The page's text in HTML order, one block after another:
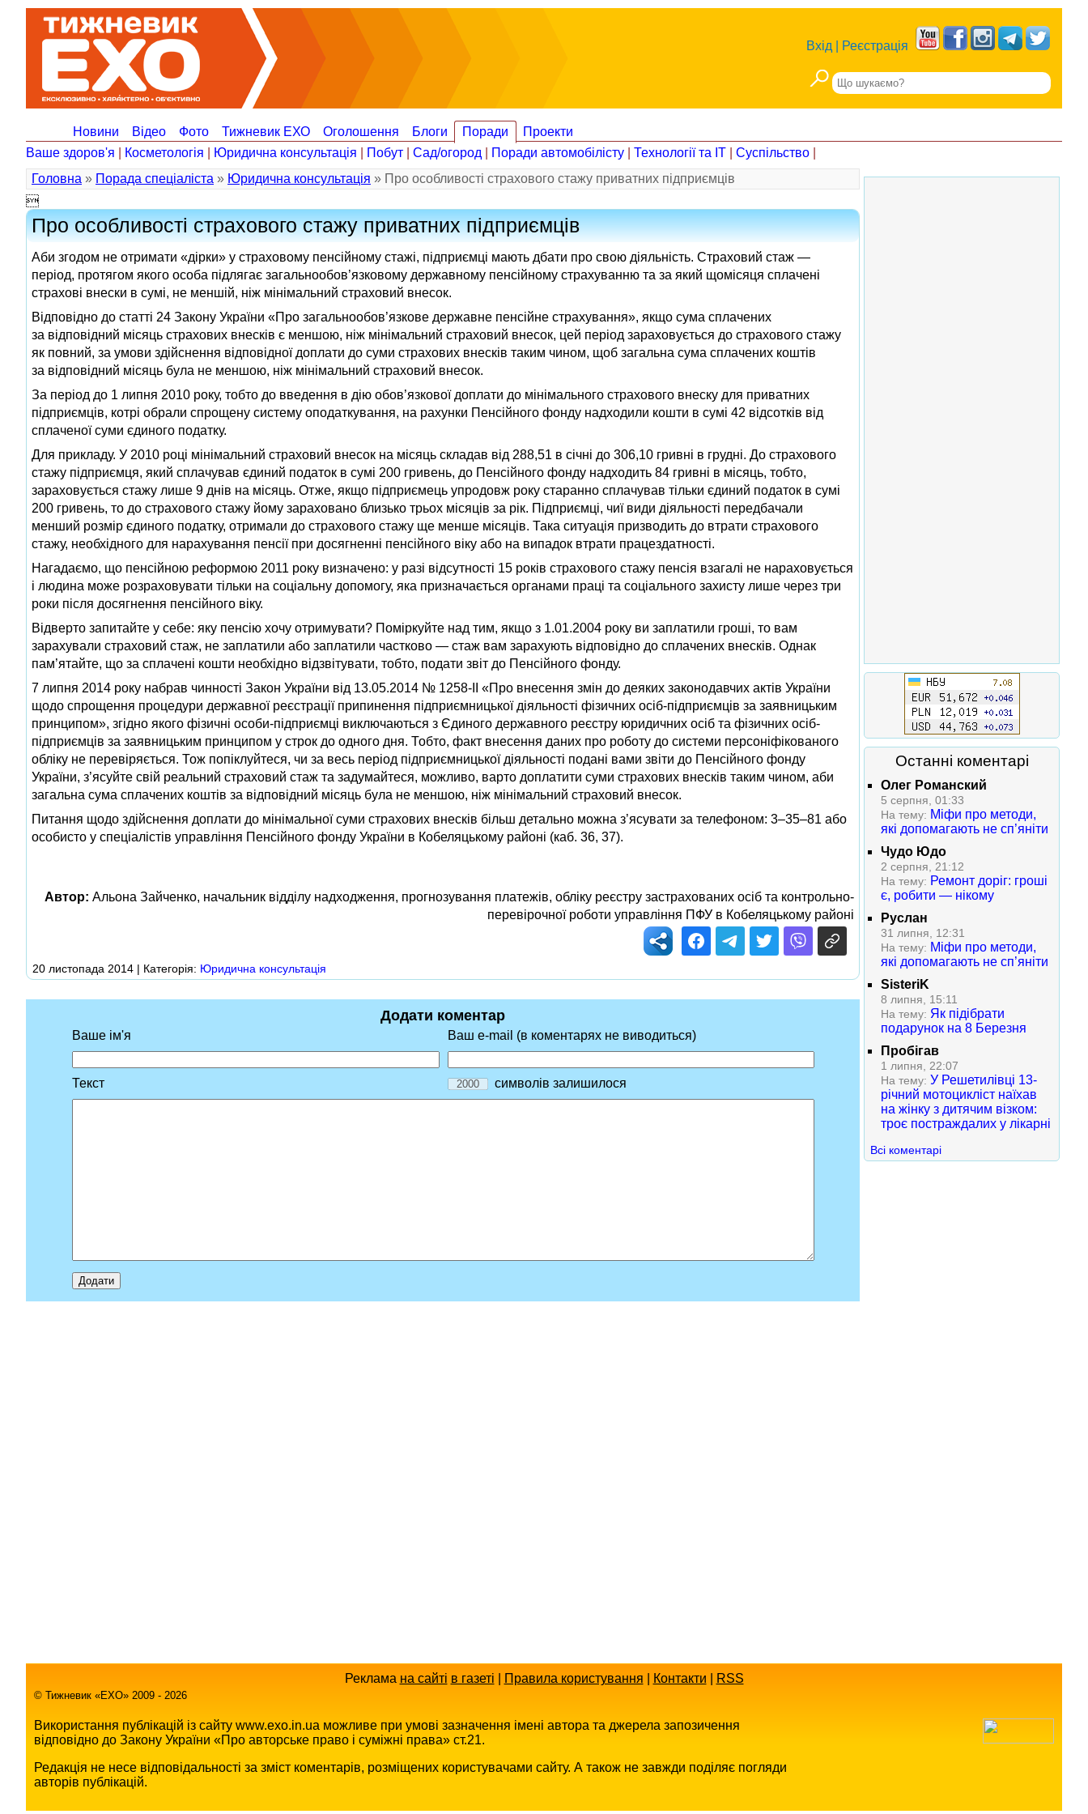
Вхід Реєстрація
Новини Відео Фото Тижневик ЕХО Оголошення Блоги Поради
Проекти
Ваше здоров'я
Косметологія Юридична консультація Побут Сад/огород Поради автомобілісту Технології та ІТ Суспільство
Головна » Порада спеціаліста » Юридична консультація » Про особливості страхового стажу приватних підприємців

Про особливості страхового стажу приватних підприємців
Аби згодом не отримати «дірки» у страховому пенсійному стажі, підприємці мають дбати про свою діяльність. Страховий стаж —
період, протягом якого особа підлягає загальнообов’язковому державному пенсійному страхуванню та за який щомісяця сплачені
страхові внески в сумі, не меншій, ніж мінімальний страховий внесок.
Відповідно до статті 24 Закону України «Про загальнообов’язкове державне пенсійне страхування», якщо сума сплачених
за відповідний місяць страхових внесків є меншою, ніж мінімальний страховий внесок, цей період зараховується до страхового стажу
як повний, за умови здійснення відповідної доплати до суми страхових внесків таким чином, щоб загальна сума сплачених коштів
за відповідний місяць була не меншою, ніж мінімальний страховий внесок.
За період до 1 липня 2010 року, тобто до введення в дію обов’язкової доплати до мінімального страхового внеску для приватних
підприємців, котрі обрали спрощену систему оподаткування, на рахунки Пенсійного фонду надходили кошти в сумі 42 відсотків від
сплаченої суми єдиного податку.
Для прикладу. У 2010 році мінімальний страховий внесок на місяць складав від 288,51 в січні до 306,10 гривні в грудні. До страхового
стажу підприємця, який сплачував єдиний податок в сумі 200 гривень, до Пенсійного фонду надходить 84 гривні в місяць, тобто,
зараховується стажу лише 9 днів на місяць. Отже, якщо підприємець упродовж року старанно сплачував тільки єдиний податок в сумі
200 гривень, то до страхового стажу йому зараховано близько трьох місяців за рік. Підприємці, чиї види діяльності передбачали
менший розмір єдиного податку, отримали до страхового стажу ще менше місяців. Така ситуація призводить до втрати страхового
стажу, необхідного для нарахування пенсії при досягненні пенсійного віку або на випадок втрати працездатності.
Нагадаємо, що пенсійною реформою 2011 року визначено: у разі відсутності 15 років страхового стажу пенсія взагалі не нараховується
і людина може розраховувати тільки на соціальну допомогу, яка призначається органами праці та соціального захисту лише через три
роки після досягнення пенсійного віку.
Відверто запитайте у себе: яку пенсію хочу отримувати? Поміркуйте над тим, якщо з 1.01.2004 року ви заплатили гроші, то вам
зарахували страховий стаж, не заплатили або заплатили частково — стаж вам зарахують відповідно до сплачених внесків. Однак
пам’ятайте, що за сплачені кошти необхідно відзвітувати, тобто, подати звіт до Пенсійного фонду.
7 липня 2014 року набрав чинності Закон України від 13.05.2014 № 1258‑II «Про внесення змін до деяких законодавчих актів України
щодо спрощення процедури державної реєстрації припинення підприємницької діяльності фізичних осіб-підприємців за заявницьким
принципом», згідно якого фізичні особи-підприємці виключаються з Єдиного державного реєстру юридичних осіб та фізичних осіб-
підприємців за заявницьким принципом у строк до одного дня. Тобто, факт внесення даних про роботу до системи персоніфікованого
обліку не перевіряється. Тож попіклуйтеся, чи за весь період підприємницької діяльності подані вами звіти до Пенсійного фонду
України, з’ясуйте свій реальний страховий стаж та задумайтеся, можливо, варто доплатити суми страхових внесків таким чином, аби
загальна сума сплачених коштів за відповідний місяць була не меншою, ніж мінімальний страховий внесок.
Питання щодо здійснення доплати до мінімальної суми страхових внесків більш детально можна з’ясувати за телефоном: 3–35–81 або
особисто у спеціалістів управління Пенсійного фонду України в Кобеляцькому районі (каб. 36, 37).
Автор: Альона Зайченко, начальник відділу надходження, прогнозування платежів, обліку реєстру застрахованих осіб та контрольно-
перевірочної роботи управління ПФУ в Кобеляцькому районі
20 листопада 2014 | Категорія: Юридична консультація
Додати коментар
Ваше ім'я Ваш e-mail (в коментарях не виводиться)
Текст символів залишилося
Останні коментарі
Олег Романский
5 серпня, 01:33
На тему: Міфи про методи,
які допомагають не сп’яніти
Чудо Юдо
2 серпня, 21:12
На тему: Ремонт доріг: гроші
є, робити — нікому
Руслан
31 липня, 12:31
На тему: Міфи про методи,
які допомагають не сп’яніти
SisteriK
8 липня, 15:11
На тему: Як підібрати
подарунок на 8 Березня
Пробігав
1 липня, 22:07
На тему: У Решетилівці 13-
річний мотоцикліст наїхав
на жінку з дитячим візком:
троє постраждалих у лікарні
Всі коментарі
Реклама на сайті в газеті Правила користування Контакти RSS
© Тижневик «EХO» 2009 - 2026
Використання публікацій із сайту www.exo.in.ua можливе при умові зазначення імені автора та джерела запозичення
відповідно до Закону України «Про авторське право і суміжні права» ст.21.
Редакція не несе відповідальності за зміст коментарів, розміщених користувачами сайту. А також не завжди поділяє погляди
авторів публікацій.